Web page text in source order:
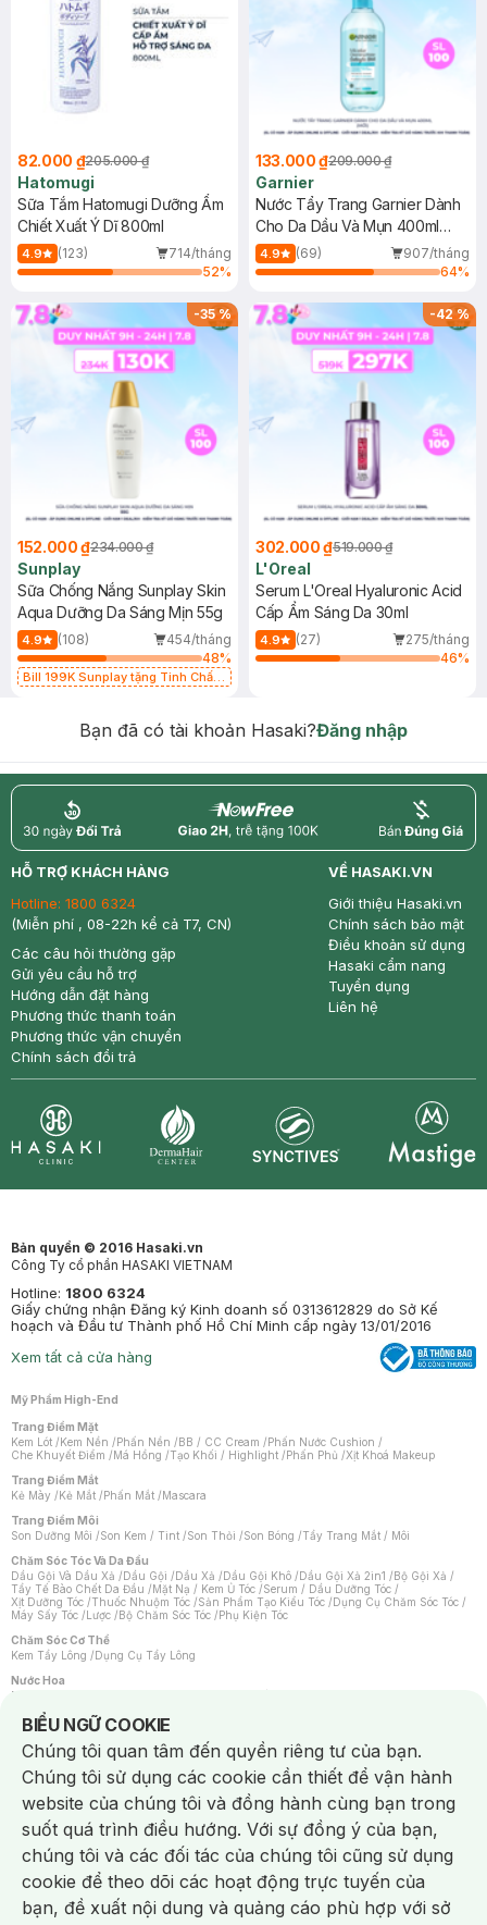
82.000 ₫205.000 ₫
Hatomugi
Sữa Tắm Hatomugi Dưỡng Ẩm
Chiết Xuất Ý Dĩ 800ml
4.9 (123)
714/tháng
52%
133.000 ₫209.000 ₫
Garnier
Nước Tẩy Trang Garnier Dành
Cho Da Dầu Và Mụn 400ml
(Mới)
4.9 (69)
907/tháng
64%
-35%
152.000 ₫234.000 ₫
Sunplay
Sữa Chống Nắng Sunplay Skin
Aqua Dưỡng Da Sáng Mịn 55g
4.9 (108)
454/tháng
48%
Bill 199K Sunplay tặng Tinh Chất
-42%
302.000 ₫519.000 ₫
L'Oreal
Serum L'Oreal Hyaluronic Acid
Cấp Ẩm Sáng Da 30ml
4.9 (27)
275/tháng
46%
Bạn đã có tài khoản Hasaki?Đăng nhập
return nowfree price
HỖ TRỢ KHÁCH HÀNG
Hotline: 1800 6324
(Miễn phí , 08-22h kể cả T7, CN)
Các câu hỏi thường gặp
Gửi yêu cầu hỗ trợ
Hướng dẫn đặt hàng
Phương thức thanh toán
Phương thức vận chuyển
Chính sách đổi trả
VỀ HASAKI.VN
Giới thiệu Hasaki.vn
Chính sách bảo mật
Điều khoản sử dụng
Hasaki cẩm nang
Tuyển dụng
Liên hệ
Bản quyền © 2016 Hasaki.vn
Công Ty cổ phần HASAKI VIETNAM
Hotline: 1800 6324
Giấy chứng nhận Đăng ký Kinh doanh số 0313612829 do Sở Kế
hoạch và Đầu tư Thành phố Hồ Chí Minh cấp ngày 13/01/2016
Xem tất cả cửa hàng
Mỹ Phẩm High-End
Trang Điểm Mặt
Kem Lót /Kem Nền /Phấn Nền /BB / CC Cream /Phấn Nước Cushion /
Che Khuyết Điểm /Má Hồng /Tạo Khối / Highlight /Phấn Phủ /Xịt Khoá Makeup
Trang Điểm Mắt
Kẻ Mày /Kẻ Mắt /Phấn Mắt /Mascara
Trang Điểm Môi
Son Dưỡng Môi /Son Kem / Tint /Son Thỏi /Son Bóng /Tẩy Trang Mắt / Môi
Chăm Sóc Tóc Và Da Đầu
Dầu Gội Và Dầu Xả /Dầu Gội /Dầu Xả /Dầu Gội Khô /Dầu Gội Xả 2in1 /Bộ Gội Xả /
Tẩy Tế Bào Chết Da Đầu /Mặt Nạ / Kem Ủ Tóc /Serum / Dầu Dưỡng Tóc /
Xịt Dưỡng Tóc /Thuốc Nhuộm Tóc /Sản Phẩm Tạo Kiểu Tóc /Dụng Cụ Chăm Sóc Tóc /
Máy Sấy Tóc /Lược /Bộ Chăm Sóc Tóc /Phụ Kiện Tóc
Chăm Sóc Cơ Thể
Kem Tẩy Lông /Dụng Cụ Tẩy Lông
Nước Hoa
Nước Hoa Nữ
Chăm Sóc Cá Nhân
Chống Muỗi /Khẩu Trang /Máy Massage/Mặt Nạ Xông Hơi /Nước Rửa Tay/
Sản Phẩm Chăm Sóc Khác /Bàn Chải Đánh Răng /Bàn Chải Điện/
Hỗ Trợ Trắng Răng/Kem Đánh Răng /Máy Tăm Nước/ Nước Súc Miệng/
Tăm / Chỉ Nha Khoa/ Xịt Thơm Miệng / Dung Dịch Vệ Sinh/Dưỡng Vùng Kín/
Khăn Ướt Vệ Sinh Vùng Kín/Băng Vệ Sinh/Tampon/Bọt Cạo Râu /Dao Cạo Râu/
Máy Cạo Râu
Vấn Đề Về Da
Da Dầu / Lỗ Chân Lông To/ Da Khô / Mất Nước/ Da Lão Hóa/ Da Mụn/
Da Nhạy Cảm / Kích Ứng
Da Xỉn Màu Thâm / Nám / Tàn Nhang
Quầng Thâm & Bọng Mắt /Sẹo /Viêm Da Cơ Địa
Dụng Cụ / Phụ Kiện Chăm Sóc Da
Bông Tẩy Trang
Khăn Lau Mặt Khô Dụng Cụ / Máy Rửa Mặt Máy Chăm Sóc Da
BIỂU NGỮ COOKIE
Notice about cookies usage
Chúng tôi quan tâm đến quyền riêng tư của bạn.
Chúng tôi sử dụng các cookie cần thiết để vận hành
website của chúng tôi và đồng hành cùng bạn trong
suốt quá trình điều hướng. Với sự đồng ý của bạn,
chúng tôi và các đối tác của chúng tôi cũng sử dụng
cookie để theo dõi các hoạt động trực tuyến của
bạn, đề xuất nội dung và quảng cáo phù hợp với sở